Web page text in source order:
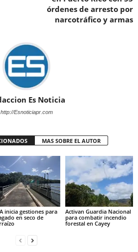
órdenes de arresto por
narcotráfico y armas
Es Noticia
http://Esnoticiapr.com
MAS SOBRE EL AUTOR
inicia gestiones para
en seco de
Activan Guardia Nacional
para combatir incendio
forestal en Cayey